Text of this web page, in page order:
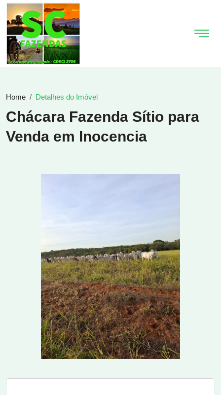
Home Detalhes do Imóvel
Chácara Fazenda Sítio para
Venda em Inocencia